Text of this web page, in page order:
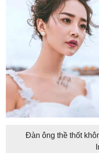
Đàn ông thề thốt